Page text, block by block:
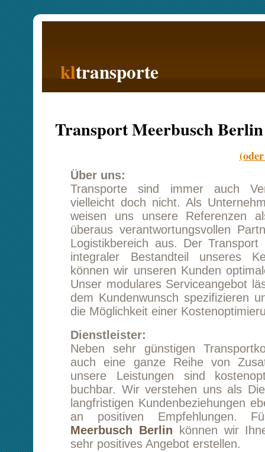
(oder Berlin
Transporte sind immer auch
vielleicht doch nicht. Als Unternehmen mit
weisen uns unsere Referenzen als
überaus verantwortungsvollen Partner im
Logistikbereich aus. Der Transport
integraler Bestandteil unseres
können wir unseren Kunden optimale
Unser modulares Serviceangebot lässt sich
dem Kundenwunsch spezifizieren und bietet
die Möglichkeit einer Kostenoptimierung.
Dienstleister:
Neben sehr günstigen
auch eine ganze Reihe von
unsere Leistungen sind kostenoptimiert
langfristigen Kundenbeziehungen ebenso
an positiven Empfehlungen. Für
Meerbusch Berlinkönnen wir Ihnen mit
sehr positives Angebot erstellen.
Kostenvorteil:
Als Verbraucher schaut man zuerst nach
erst nach der Leistung. Dies gilt auch für
Meerbusch Berlin. Bei uns haben Sie das
beides stimmt. Wir können unseren Kunden
tolles Transportangebot erstellen, sondern